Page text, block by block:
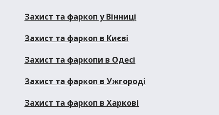
Захист та фаркоп у Вінниці
Захист та фаркоп в Києві
Захист та фаркопи в Одесі
Захист та фаркоп в Ужгороді
Захист та фаркоп в Харкові